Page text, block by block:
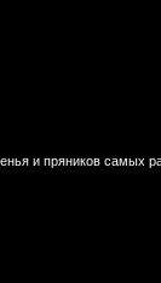
и пряников самых